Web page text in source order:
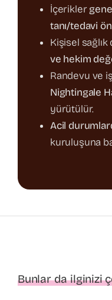
İçerikler
tanı/tedavi
Kişisel
ve hekim
Randevu ve
Nightingale
yürütülür.
Acil
kuruluşuna
Bunlar da ilginizi